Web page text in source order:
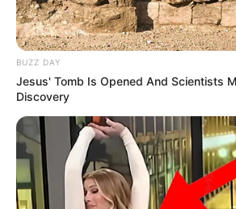
BUZZ DAY
Jesus' Tomb Is Opened And Scientists
Discovery